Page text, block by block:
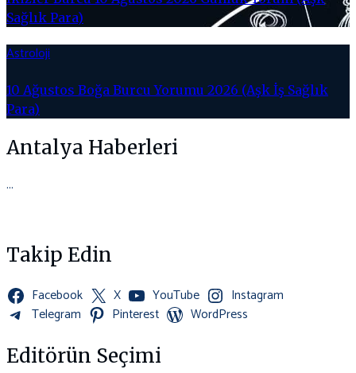
Sağlık Para)
Astroloji
10 Ağustos Boğa Burcu Yorumu 2026 (Aşk İş Sağlık
Para)
Antalya Haberleri
...
Takip Edin
Facebook X YouTube
Instagram
Telegram
Pinterest WordPress
Editörün Seçimi